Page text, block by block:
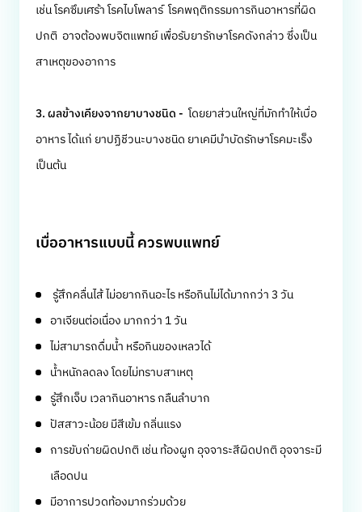
เช่น โรคซึมเศร้า โรคไบโพลาร์ โรคพฤติกรรมการกินอาหารที่ผิด
ปกติ อาจต้องพบจิตแพทย์ เพื่อรับยารักษาโรคดังกล่าว ซึ่งเป็น
สาเหตุของอาการ
3. ผลข้างเคียงจากยาบางชนิด - โดยยาส่วนใหญ่ที่มักทำให้เบื่อ
อาหาร ได้แก่ ยาปฏิชีวนะบางชนิด ยาเคมีบำบัดรักษาโรคมะเร็ง
เป็นต้น
เบื่ออาหารแบบนี้ ควรพบแพทย์
รู้สึกคลื่นไส้ ไม่อยากกินอะไร หรือกินไม่ได้มากกว่า 3 วัน
อาเจียนต่อเนื่อง มากกว่า 1 วัน
ไม่สามารถดื่มน้ำ หรือกินของเหลวได้
น้ำหนักลดลง โดยไม่ทราบสาเหตุ
รู้สึกเจ็บ เวลากินอาหาร กลืนลำบาก
ปัสสาวะน้อย มีสีเข้ม กลิ่นแรง
การขับถ่ายผิดปกติ เช่น ท้องผูก อุจจาระสีผิดปกติ อุจจาระมี
เลือดปน
มีอาการปวดท้องมากร่วมด้วย